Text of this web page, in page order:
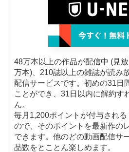
48万本以上の作品が配信中 (見
万本)、210誌以上の雑誌が読み
配信サービスです。初めの31日
ことができ、31日以内に解約す
ん。
毎月1,200ポイントが付与され
ので、そのポイントを最新作の
できます。他のどの動画配信サ
品数をとことん楽しめます。